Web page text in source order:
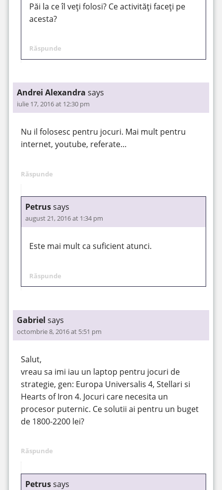
Păi la ce îl veți folosi? Ce activități faceți pe
acesta?
Răspunde
Andrei Alexandra says
iulie 17, 2016 at 12:30 pm
Nu il folosesc pentru jocuri. Mai mult pentru
internet, youtube, referate…
Răspunde
Petrussays
august 21, 2016 at 1:34 pm
Este mai mult ca suficient atunci.
Răspunde
Gabriel says
octombrie 8, 2016 at 5:51 pm
Salut,
vreau sa imi iau un laptop pentru jocuri de
strategie, gen: Europa Universalis 4, Stellari si
Hearts of Iron 4. Jocuri care necesita un
procesor puternic. Ce solutii ai pentru un buget
de 1800-2200 lei?
Răspunde
Petrussays